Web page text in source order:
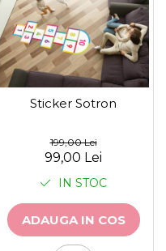
Sticker Sotron
199,00 Lei
99,00 Lei
IN STOC
ADAUGA IN COS